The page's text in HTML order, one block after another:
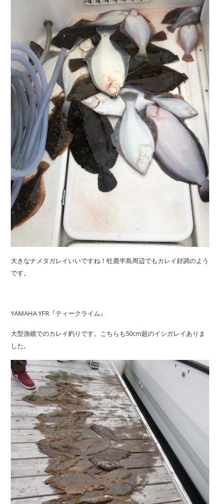
大きなナメタガレイいいですね！牡鹿半島周辺でもカレイ好調のよう
です。
YAMAHA YFR『ティークライム』
大型漁礁でのカレイ釣りです。こちらも50cm超のイシガレイありま
した。